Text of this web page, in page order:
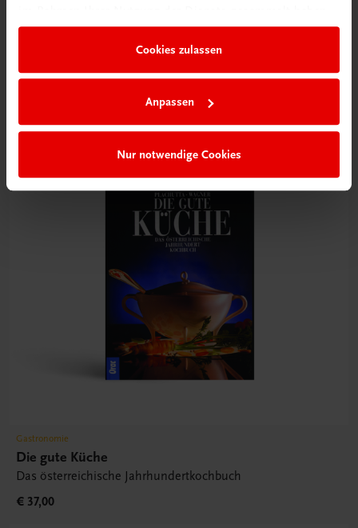
Cookies zulassen
Anpassen
Nur notwendige Cookies
Kochbuch von Elfriede Schachinger
Gastronomie
Die gute Küche
Das österreichische Jahrhundertkochbuch
€ 37,00